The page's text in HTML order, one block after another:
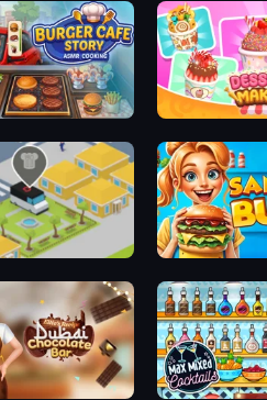
Burger Cafe Story ASMR Cooking Dessert Maker
Sandwich Burger
Ellie's Recipe: Dubai Chocolate Bar Max Mixed